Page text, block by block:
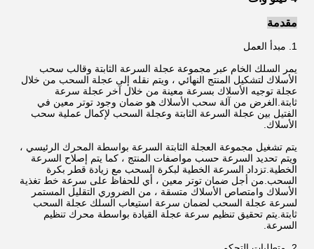
مقدمة
1. مبدأ العمل
يمر السلك الخام عبر مجموعة عجلة السرعة الثابتة وقالب سحب
الأسلاك لتشكيل المنتج النهائي ، ويتم نقله إلى عجلة السحب من خلال
عجلة توجيه الأسلاك بسرعة معينة من خلال آخر عجلة سرعة
ثابتة.الغرض من آلة سحب الأسلاك هو ضمان وجود توتر معين في
الفتيل بين عجلة السرعة الثابتة وعجلة السحب لإكمال عملية سحب
الأسلاك.
يتم تشغيل مجموعة العجلة الثابتة السرعة بواسطة المحرك الرئيسي ،
ويتم تحديد السرعة حسب مواصفات المنتج ، كما يتم إصلاح السرعة
الخطية.تزداد السرعة الخطية لبكرة السحب مع زيادة قطر بكرة
السحب.من أجل ضمان توتر معين ، أي للحفاظ على سرعة خط تغذية
الأسلاك وامتصاص الأسلاك متسقة ، من الضروري التقليل المستمر
لسرعة عجلة السحب لضمان سرعة استيعاب السلك عجلة السحب
ثابتة.يتم تحقيق تنظيم سرعة عجلة القيادة بواسطة محرك تنظيم
السرعة.